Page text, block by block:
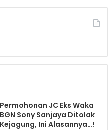
Permohonan JC Eks Waka
BGN Sony Sanjaya Ditolak
Kejagung, Ini Alasannya…!